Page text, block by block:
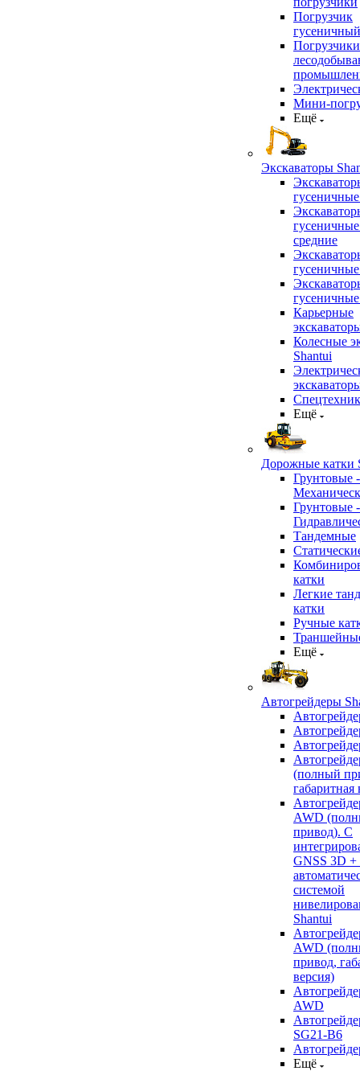
Погрузчик
гусеничный
Мини-
Ещё
Экскаваторы
средние
Карьерные
Колесные
Shantui
Ещё
Дорожные катки
Грунтовые -
Грунтовые -
Тандемные
катки
Легкие
катки
Ручные
Ещё
Автогрейдеры
(полный
габаритная
AWD
привод). С
GNSS 3D +
системой
Shantui
AWD
привод,
версия)
AWD
SG21-B6
Ещё